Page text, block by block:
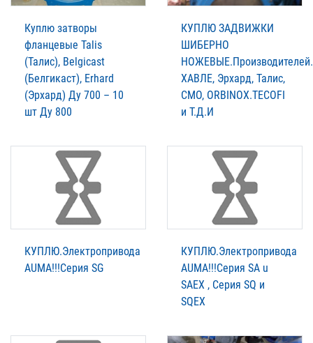
Куплю затворы
фланцевые Talis
(Талис), Belgicast
(Белгикаст), Erhard
(Эрхард) Ду 700 – 10
шт Ду 800
КУПЛЮ ЗАДВИЖКИ
ШИБЕРНО
XАВЛЕ, Эрхард, Талис,
СМО, ORBINOX.TECOFI
и Т.Д.И
КУПЛЮ.Электропривода
AUMА!!!Серия SG
КУПЛЮ.Электропривода
AUMА!!!Серия SA u
SAEX , Серия SQ и
SQEX